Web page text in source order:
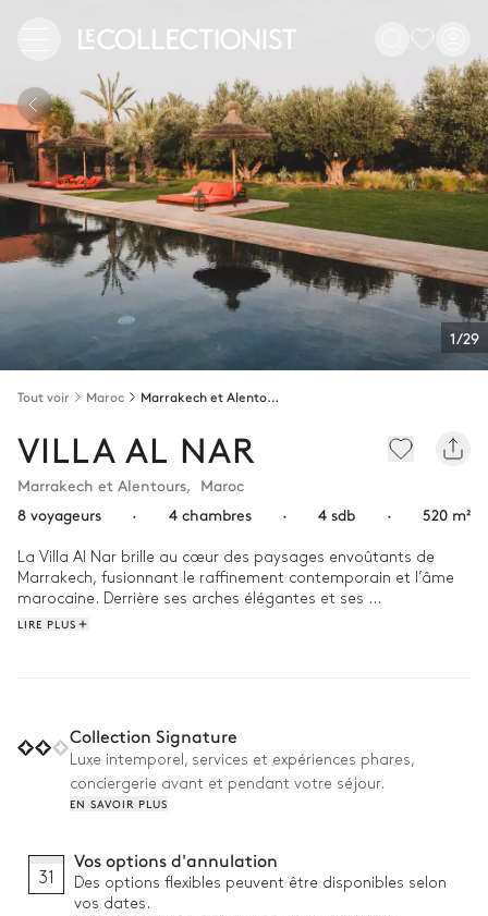
1/29
Tout voir Maroc Marrakech et Alentours
VILLA AL NAR
Marrakech et Alentours, Maroc
8 voyageurs
· 4 chambres · 4 sdb · 520 m²
La Villa Al Nar brille au cœur des paysages envoûtants de
Marrakech, fusionnant le raffinement contemporain et l’âme
marocaine. Derrière ses arches élégantes et ses
moucharabiehs finement sculptés, elle dévoile un sanctuaire
terrasse invitent à une pause bien méritée. Quand le soleil
décline, la villa se pare de lueurs dorées, le murmure des
conversations se mêle à la brise du soir, et le temps semble
suspendu.
LIRE PLUS
Collection Signature
Luxe intemporel, services et expériences phares,
conciergerie avant et pendant votre séjour.
EN SAVOIR PLUS
31
Vos options d'annulation
Des options flexibles peuvent être disponibles selon
vos dates.